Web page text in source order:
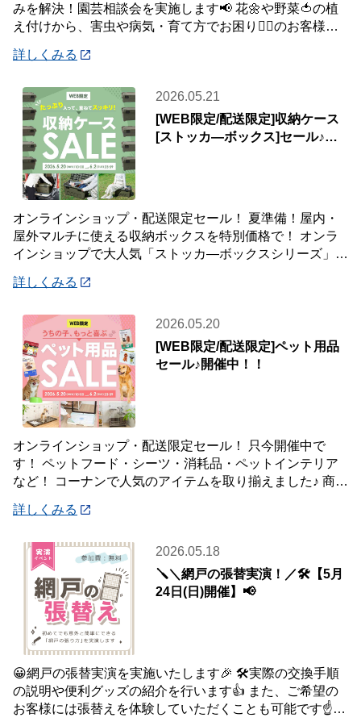
みを解決！園芸相談会を実施します📢 花🌼や野菜🍅の植
え付けから、害虫や病気・育て方でお困り😮‍💨のお客様の
詳しくみる
2026.05.21
[WEB限定/配送限定]収納ケース
[ストッカ―ボックス]セール♪屋
オンラインショップ・配送限定セール！ 夏準備！屋内・
屋外マルチに使える収納ボックスを特別価格で！ オンラ
インショップで大人気「ストッカ―ボックスシリーズ」
詳しくみる
2026.05.20
[WEB限定/配送限定]ペット用品
セール♪開催中！！
オンラインショップ・配送限定セール！ 只今開催中で
す！ ペットフード・シーツ・消耗品・ペットインテリア
など！ コーナンで人気のアイテムを取り揃えました♪ 商品
詳しくみる
2026.05.18
🪛＼網戸の張替実演！／🛠️【5月
24日(日)開催】📢
😀網戸の張替実演を実施いたします🎉 🛠️実際の交換手順
の説明や便利グッズの紹介を行います👍 また、ご希望の
お客様には張替えを体験していただくことも可能です☝️